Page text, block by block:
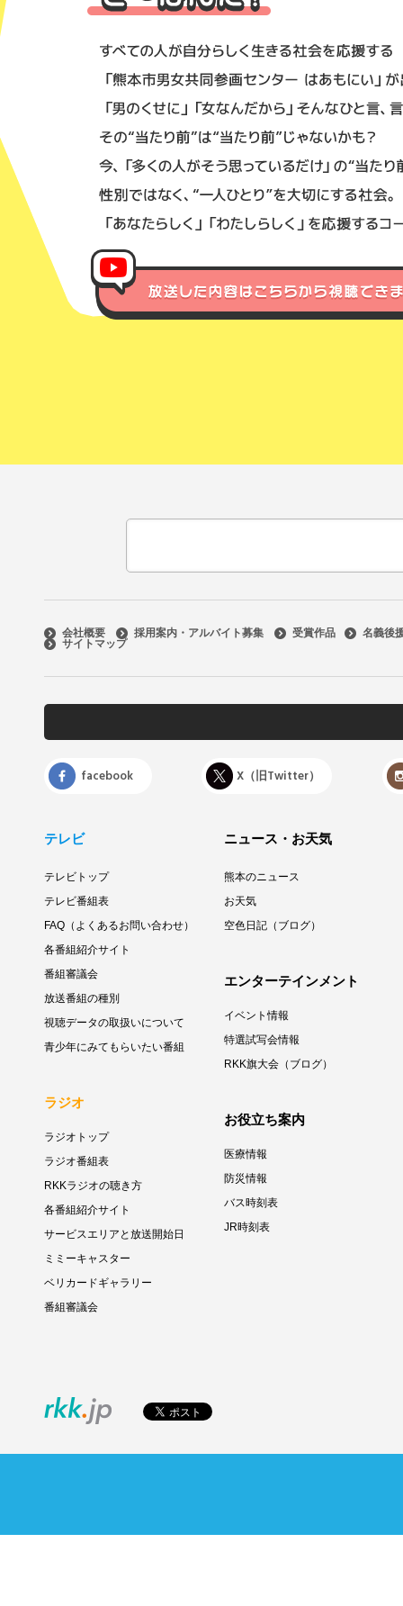
会社概要 採用案内・アルバイト募集 受賞作品
名義後
サイトマップ
facebook X（旧Twitter）
テレビ
テレビトップ
テレビ番組表
FAQ（よくあるお問い合わせ）
各番組紹介サイト
番組審議会
放送番組の種別
視聴データの取扱いについて
青少年にみてもらいたい番組
ラジオ
ラジオトップ
ラジオ番組表
RKKラジオの聴き方
各番組紹介サイト
サービスエリアと放送開始日
ミミーキャスター
ベリカードギャラリー
番組審議会
ニュース・お天気
熊本のニュース
お天気
空色日記（ブログ）
エンターテインメント
イベント情報
特選試写会情報
RKK旗大会（ブログ）
お役立ち案内
医療情報
防災情報
バス時刻表
JR時刻表